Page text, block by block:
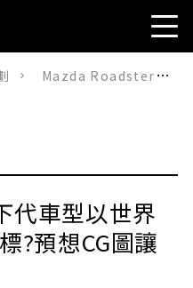
Mazda Roadster下代車型以世界最美的敞篷車為目標?預想CG圖讓人神魂顛倒
代車型以世界
?預想CG圖讓